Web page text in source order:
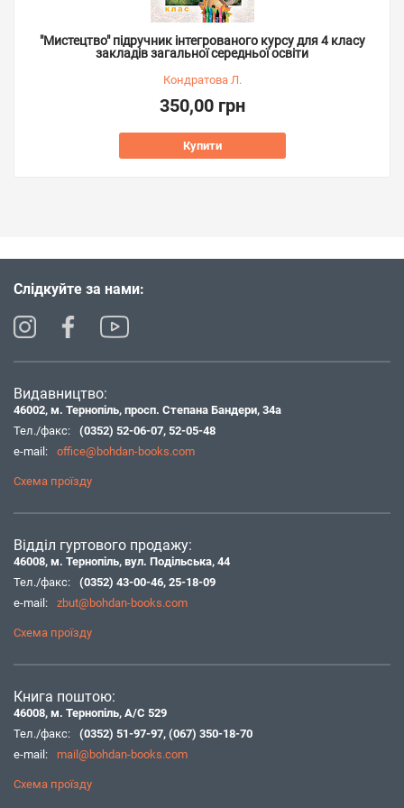
"Мистецтво" підручник інтегрованого курсу для 4 класу
закладів загальної середньої освіти
Кондратова Л.
350,00 грн
Купити
Слідкуйте за нами:
Видавництво:
46002, м. Тернопіль, просп. Степана Бандери, 34а
Тел./факс:
(0352) 52-06-07, 52-05-48
e-mail:
office@bohdan-books.com
Схема проїзду
Відділ гуртового продажу:
46008, м. Тернопіль, вул. Подільська, 44
Тел./факс:
(0352) 43-00-46, 25-18-09
e-mail:
zbut@bohdan-books.com
Схема проїзду
Книга поштою:
46008, м. Тернопіль, А/С 529
Тел./факс:
(0352) 51-97-97, (067) 350-18-70
e-mail:
mail@bohdan-books.com
Схема проїзду